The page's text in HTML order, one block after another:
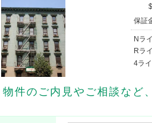
$
保証
Nラ
Rラ
4ラ
物件のご内見やご相談など